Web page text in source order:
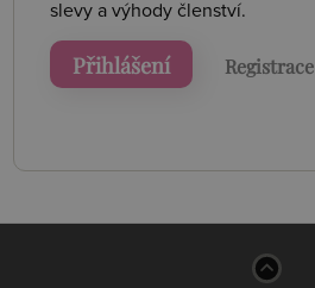
slevy a výhody členství.
Přihlášení Registrace